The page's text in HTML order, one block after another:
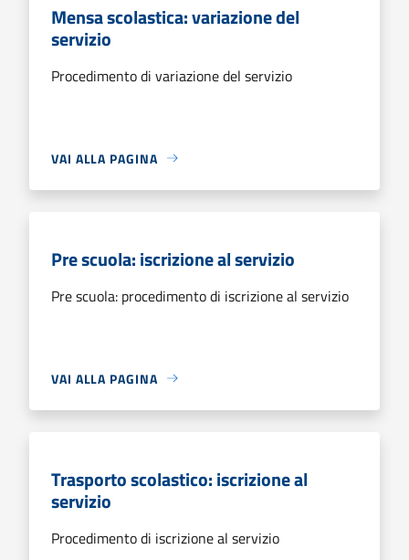
Mensa scolastica: variazione del
servizio
Procedimento di variazione del servizio
VAI ALLA PAGINA
Pre scuola: iscrizione al servizio
Pre scuola: procedimento di iscrizione al servizio
VAI ALLA PAGINA
Trasporto scolastico: iscrizione al
servizio
Procedimento di iscrizione al servizio